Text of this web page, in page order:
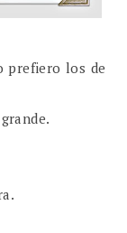
prefiero los de